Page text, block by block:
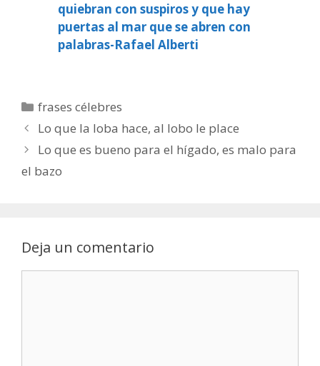
quiebran con suspiros y que hay
puertas al mar que se abren con
palabras-Rafael Alberti
Categorías
frases célebres
Lo que la loba hace, al lobo le place
Lo que es bueno para el hígado, es malo para
el bazo
Deja un comentario